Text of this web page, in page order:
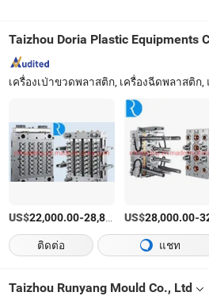
Taizhou Doria Plastic Equipments
US$22,000.00-28,800.00 /เตรียมตัว
US$28,000.00-
ติดต่อ
แชท
Taizhou Runyang Mould Co., Ltd